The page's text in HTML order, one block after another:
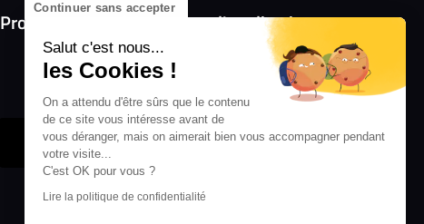
Continuer sans accepter
Salut c'est nous...
les Cookies !
On a attendu d'être sûrs que le contenu
de ce site vous intéresse avant de
vous déranger, mais on aimerait bien vous accompagner pendant
votre visite...
C'est OK pour vous ?
Lire la politique de confidentialité
Prolongez l'expérience avec l'application
RIFFX !
Disponible sur l'App Store et Google Play